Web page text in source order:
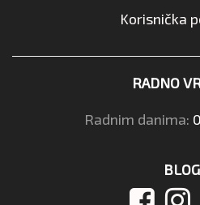
Korisnička
RADNO
Radnim danima:
BLOG